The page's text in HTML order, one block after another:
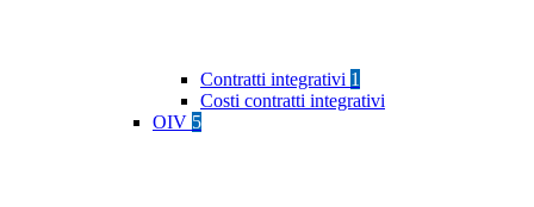
Contratti integrativi 1
Costi contratti integrativi
OIV 5